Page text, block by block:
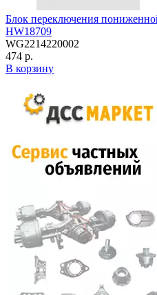
Блок переключения
HW18709
WG2214220002
474 р.
В корзину